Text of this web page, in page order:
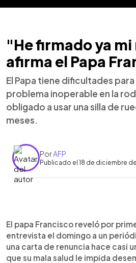
"He firmado ya
afirma el Papa
El Papa tiene dificultades
problema inoperable en la
obligado a usar una silla de
meses.
PorAFP
Publicado el 18 de diciembre
► Escuchar artículo
El papa Francisco reveló por
entrevista el domingo a un
una carta de renuncia hace casi
que su mala salud le impida